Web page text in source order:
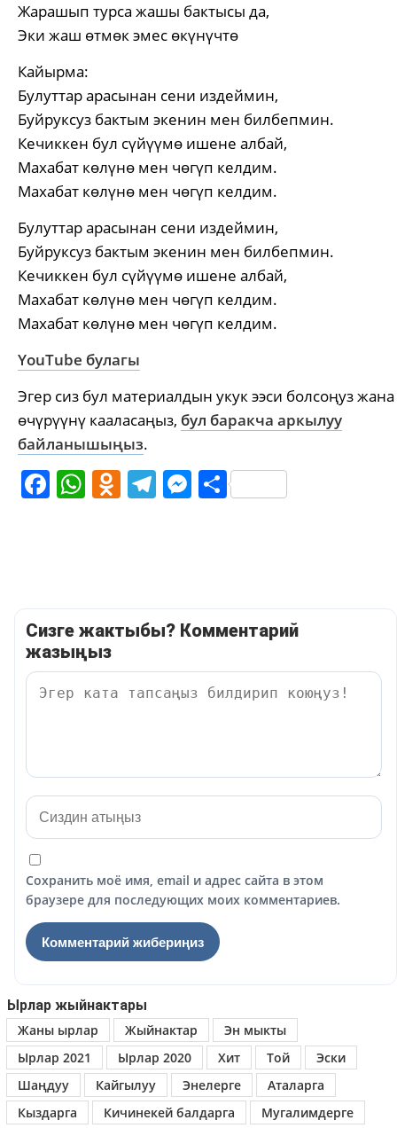
Жарашып турса жашы бактысы да,
Эки жаш өтмөк эмес өкүнүчтө
Кайырма:
Булуттар арасынан сени издеймин,
Буйруксуз бактым экенин мен билбепмин.
Кечиккен бул сүйүүмө ишене албай,
Махабат көлүнө мен чөгүп келдим.
Махабат көлүнө мен чөгүп келдим.
Булуттар арасынан сени издеймин,
Буйруксуз бактым экенин мен билбепмин.
Кечиккен бул сүйүүмө ишене албай,
Махабат көлүнө мен чөгүп келдим.
Махабат көлүнө мен чөгүп келдим.
YouTube булагы
Эгер сиз бул материалдын укук ээси болсоңуз жана
өчүрүүнү кааласаңыз, бул баракча аркылуу
байланышыңыз.
Facebook
WhatsApp
Odnoklassniki
Telegram
Messenger
Share
Сизге жактыбы? Комментарий
жазыңыз
Сохранить моё имя, email и адрес сайта в этом
браузере для последующих моих комментариев.
Ырлар жыйнактары
Жаны ырлар
Жыйнактар
Эн мыкты
Ырлар 2021
Ырлар 2020 Хит Той
Эски
Шаңдуу
Кайгылуу Энелерге
Аталарга
Кыздарга
Кичинекей балдарга Мугалимдерге